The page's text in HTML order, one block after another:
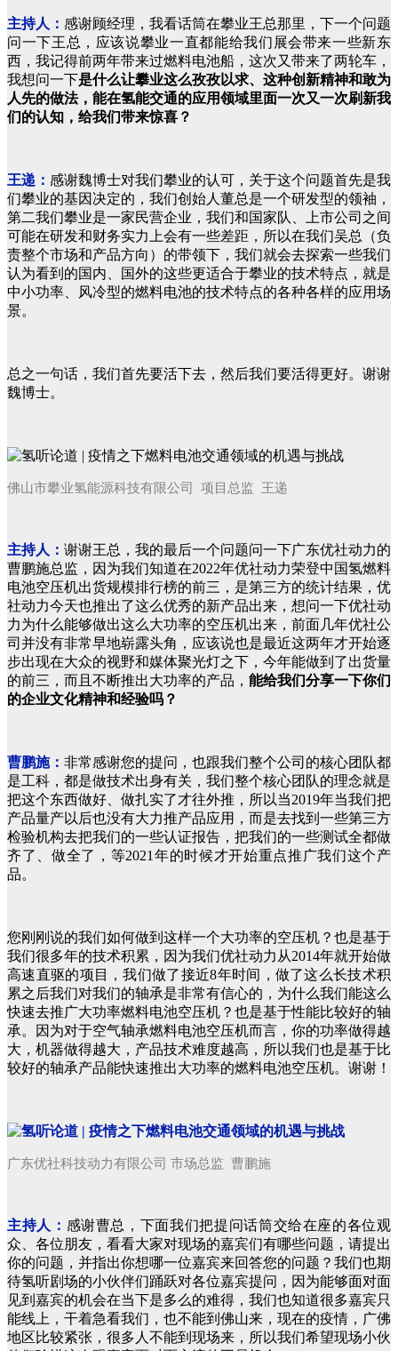
主持人： 感谢顾经理，我看话筒在攀业王总那里，下一个问题
问一下王总，应该说攀业一直都能给我们展会带来一些新东
西，我记得前两年带来过燃料电池船，这次又带来了两轮车，
我想问一下是什么让攀业这么孜孜以求、这种创新精神和敢为
人先的做法，能在氢能交通的应用领域里面一次又一次刷新我
们的认知，给我们带来惊喜？
王递： 感谢魏博士对我们攀业的认可，关于这个问题首先是我
们攀业的基因决定的，我们创始人董总是一个研发型的领袖，
第二我们攀业是一家民营企业，我们和国家队、上市公司之间
可能在研发和财务实力上会有一些差距，所以在我们吴总（负
责整个市场和产品方向）的带领下，我们就会去探索一些我们
认为看到的国内、国外的这些更适合于攀业的技术特点，就是
中小功率、风冷型的燃料电池的技术特点的各种各样的应用场
景。
总之一句话，我们首先要活下去，然后我们要活得更好。 谢谢
魏博士。
佛山市攀业氢能源科技有限公司 项目总监 王递
主持人： 谢谢王总，我的最后一个问题问一下广东优社动力的
曹鹏施总监，因为我们知道在2022年优社动力荣登中国氢燃料
电池空压机出货规模排行榜的前三，是第三方的统计结果，优
社动力今天也推出了这么优秀的新产品出来，想问一下优社动
力为什么能够做出这么大功率的空压机出来，前面几年优社公
司并没有非常早地崭露头角，应该说也是最近这两年才开始逐
步出现在大众的视野和媒体聚光灯之下，今年能做到了出货量
的前三，而且不断推出大功率的产品， 能给我们分享一下你们
的企业文化精神和经验吗？
曹鹏施： 非常感谢您的提问，也跟我们整个公司的核心团队都
是工科，都是做技术出身有关，我们整个核心团队的理念就是
把这个东西做好、做扎实了才往外推，所以当2019年当我们把
产品量产以后也没有大力推产品应用，而是去找到一些第三方
检验机构去把我们的一些认证报告，把我们的一些测试全都做
齐了、做全了，等2021年的时候才开始重点推广我们这个产
品。
您刚刚说的我们如何做到这样一个大功率的空压机？也是基于
我们很多年的技术积累，因为我们优社动力从2014年就开始做
高速直驱的项目，我们做了接近8年时间，做了这么长技术积
累之后我们对我们的轴承是非常有信心的，为什么我们能这么
快速去推广大功率燃料电池空压机？也是基于性能比较好的轴
承。因为对于空气轴承燃料电池空压机而言，你的功率做得越
大，机器做得越大，产品技术难度越高，所以我们也是基于比
较好的轴承产品能快速推出大功率的燃料电池空压机。 谢谢！
广东优社科技动力有限公司 市场总监 曹鹏施
主持人： 感谢曹总，下面我们把提问话筒交给在座的各位观
众、各位朋友，看看大家对现场的嘉宾们有哪些问题，请提出
你的问题，并指出你想哪一位嘉宾来回答您的问题？我们也期
待氢听剧场的小伙伴们踊跃对各位嘉宾提问，因为能够面对面
见到嘉宾的机会在当下是多么的难得，我们也知道很多嘉宾只
能线上，干着急看我们，也不能到佛山来，现在的疫情，广佛
地区比较紧张，很多人不能到现场来，所以我们希望现场小伙